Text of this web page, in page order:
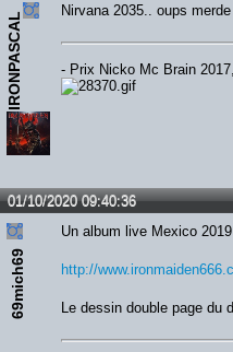
IRONPASCAL
Nirvana 2035.. oups
- Prix Nicko Mc Brain
01/10/2020 09:40:36
69mich69
Un album live Mexico
http://
Le dessin double page du